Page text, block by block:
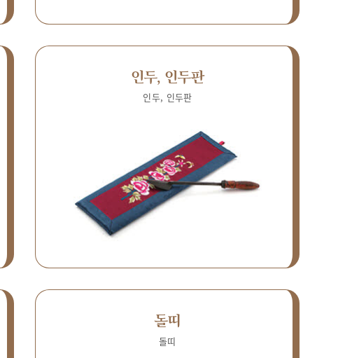
인두, 인두판
인두, 인두판
돌띠
돌띠